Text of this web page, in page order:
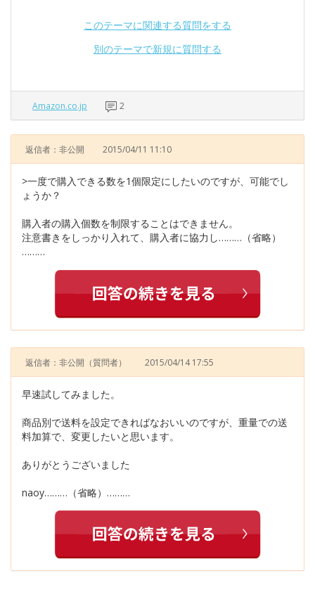
このテーマに関連する質問をする
別のテーマで新規に質問する
Amazon.co.jp 2
返信者：非公開 2015/04/11 11:10
>一度で購入できる数を1個限定にしたいのですが、可能でし
ょうか？
購入者の購入個数を制限することはできません。
注意書きをしっかり入れて、購入者に協力し………（省略）
………
返信者：非公開 （質問者） 2015/04/14 17:55
早速試してみました。
商品別で送料を設定できればなおいいのですが、重量での送
料加算で、変更したいと思います。
ありがとうございました
naoy………（省略）………